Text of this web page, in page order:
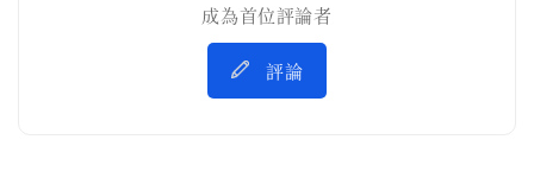
成為首位評論者
評論